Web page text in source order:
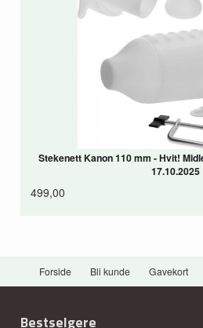
Stekenett Kanon 110 mm - Hvit!
17.10.2025
499,00
Forside Bli kunde Gavekort
Bestselgere